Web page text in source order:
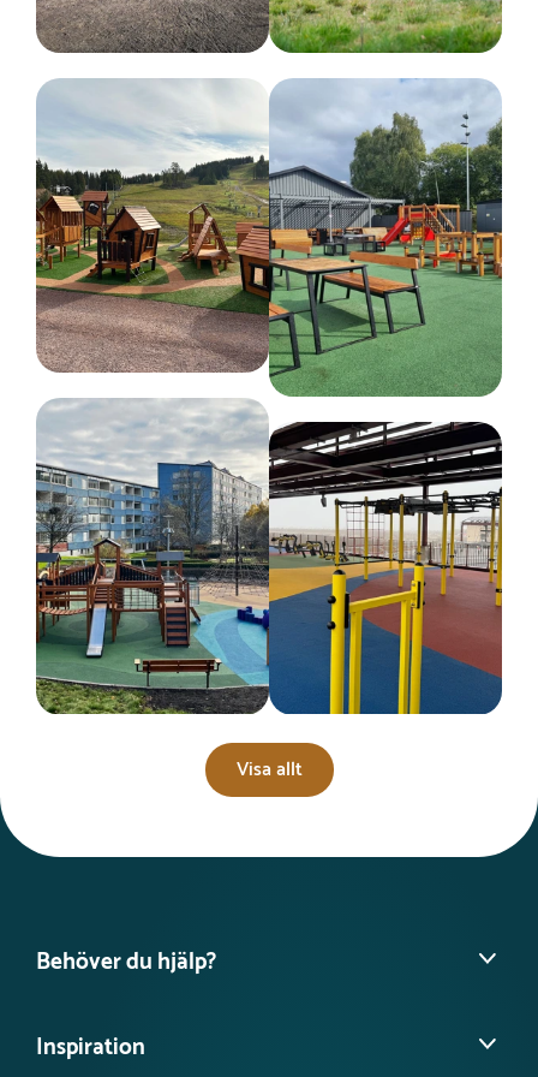
Visa allt
Behöver du hjälp?
Vanliga frågor
Inspiration